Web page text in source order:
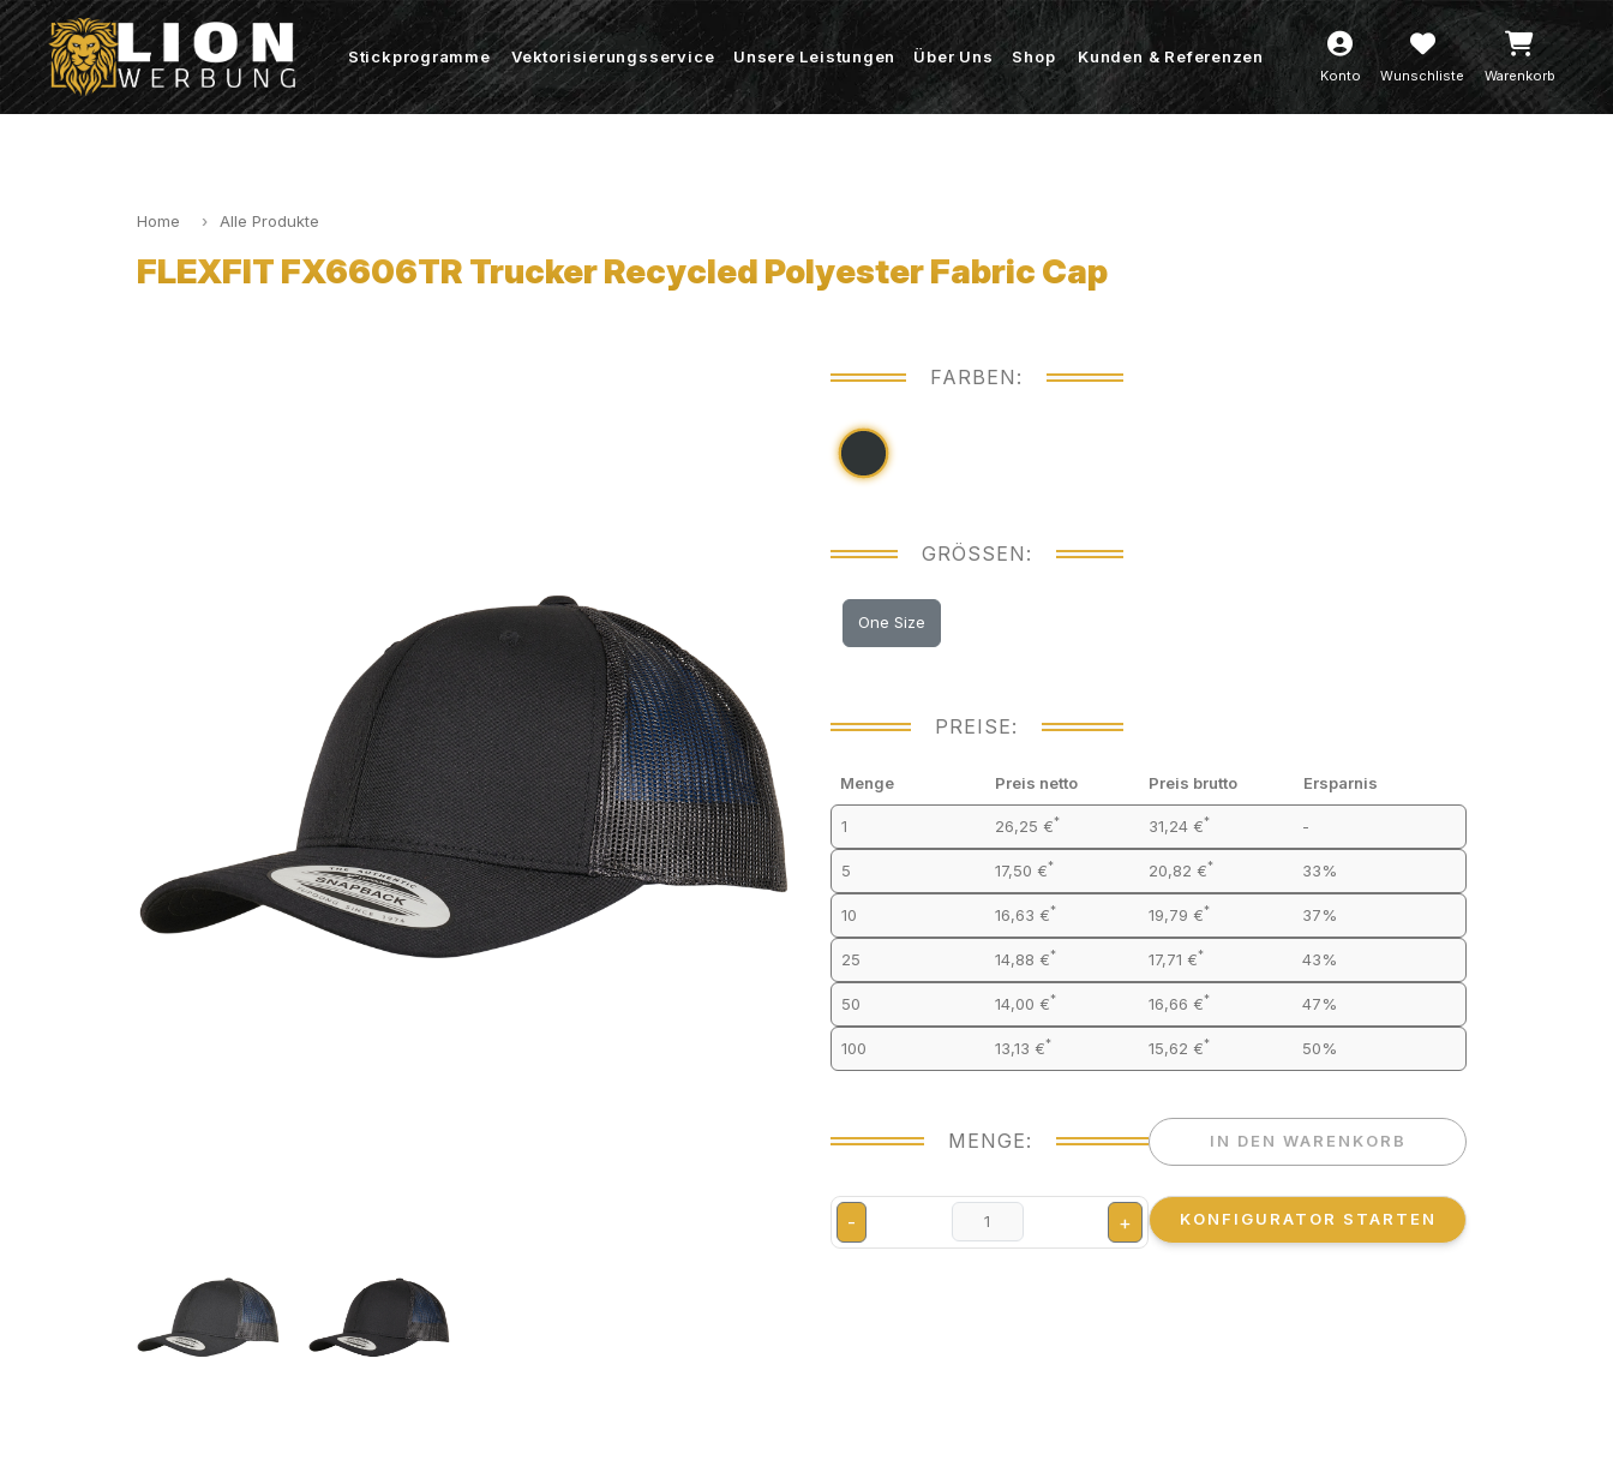
Stickprogramme Vektorisierungsservice Unsere Leistungen Über Uns Shop Kunden & Referenzen
Konto Wunschliste Warenkorb
Home Alle Produkte
FLEXFIT FX6606TR Trucker Recycled Polyester Fabric Cap
FARBEN:
GRÖSSEN:
One Size
PREISE:
Menge Preis netto Preis brutto Ersparnis
1 26,25 €* 31,24 €* -
5 17,50 €* 20,82 €* 33%
10 16,63 €* 19,79 €* 37%
25 14,88 €* 17,71 €* 43%
50 14,00 €* 16,66 €* 47%
100 13,13 €* 15,62 €* 50%
MENGE:
- +
IN DEN WARENKORB
KONFIGURATOR STARTEN